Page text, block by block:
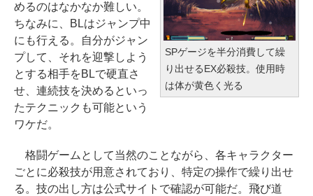
SPゲージを半分消費して繰
り出せるEX必殺技。使用時
は体が黄色く光る
めるのはなかなか難しい。
ちなみに、BLはジャンプ中
にも行える。自分がジャン
プして、それを迎撃しよう
とする相手をBLで硬直さ
せ、連続技を決めるといっ
たテクニックも可能という
ワケだ。
格闘ゲームとして当然のことながら、各キャラクター
ごとに必殺技が用意されており、特定の操作で繰り出せ
る。技の出し方は公式サイトで確認が可能だ。飛び道